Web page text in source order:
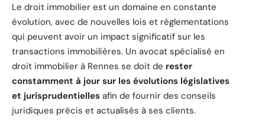
Le droit immobilier est un domaine en constante
évolution, avec de nouvelles lois et réglementations
qui peuvent avoir un impact significatif sur les
transactions immobilières. Un avocat spécialisé en
droit immobilier à Rennes se doit de rester
constamment à jour sur les évolutions législatives
et jurisprudentielles afin de fournir des conseils
juridiques précis et actualisés à ses clients.